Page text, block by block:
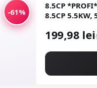
-61%
8.5CP
8.5CP
199,98 lei